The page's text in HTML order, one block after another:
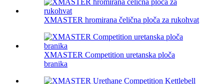
XMASTER hromirana čelična ploča za rukohvat
XMASTER Competition uretanska ploča
branika